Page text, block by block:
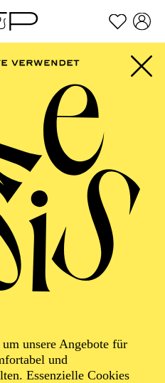
Zum Footer springen
unsere Angebote für
und
Essenzielle Cookies